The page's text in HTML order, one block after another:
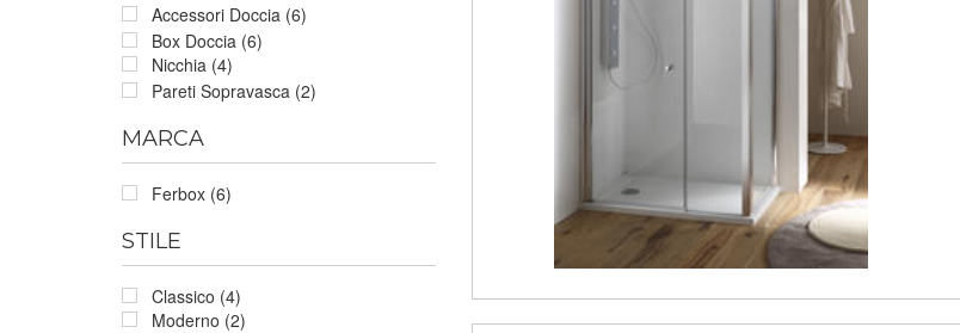
Accessori Doccia (6)
Box Doccia (6)
Nicchia (4)
Pareti Sopravasca (2)
MARCA
Ferbox (6)
STILE
Classico (4)
Moderno (2)